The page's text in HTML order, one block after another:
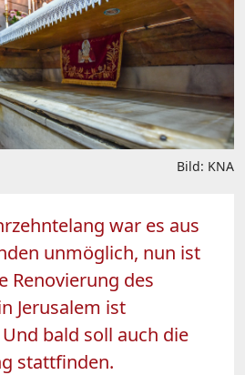
Bild: KNA
war es aus
unmöglich, nun ist
Renovierung des
Jerusalem ist
bald soll auch die
stattfinden.